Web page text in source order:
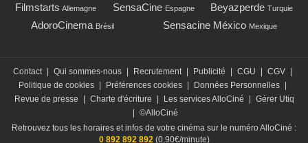
Filmstarts Allemagne SensaCine Espagne Beyazperde Turquie
AdoroCinema Brésil Sensacine México Mexique
Contact | Qui sommes-nous | Recrutement | Publicité | CGU | CGV |
Politique de cookies | Préférences cookies | Données Personnelles |
Revue de presse
| Charte d'écriture | Les services AlloCiné | Gérer Utiq
| ©AlloCiné
Retrouvez tous les horaires et infos de votre cinéma sur le numéro AlloCiné :
0 892 892 892 (0,90€/minute)